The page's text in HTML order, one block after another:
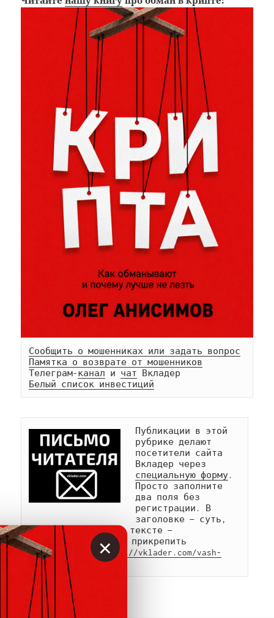
Сообщить о мошенниках или задать вопрос
Памятка о возврате от мошенников
Телеграм-канал и чат
Белый список инвестиций
Публикации в этой
рубрике делают
посетители сайта
специальную форму.
Просто заполните
два поля без
регистрации. В
заголовке — суть,
имя, название, а в тексте —
подробности. Можно прикрепить
иллюстрации. https://vklader.com/vash-
post/
×